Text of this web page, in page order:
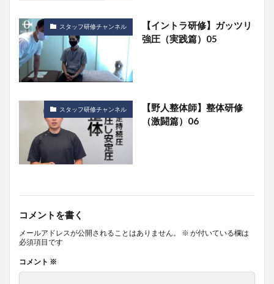
スタッフ研修チャンネル
【イントラ研修】ガッツリ
強圧（実践篇）05
スタッフ研修チャンネル
【野人整体師】整体研修
（激闘篇）06
コメントを書く
メールアドレスが公開されることはありません。 ※ が付いている欄は
必須項目です
コメント ※